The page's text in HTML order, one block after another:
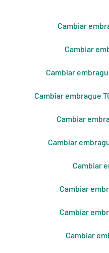
Cambiar
Cambiar
Cambiar
Cambiar embrague
Cambiar
Cambiar
Cambiar
Cambiar
Cambiar
Cambiar